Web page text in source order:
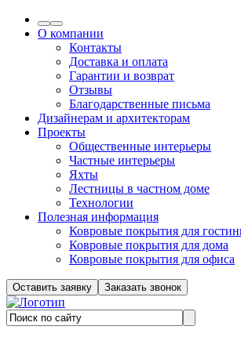
О компании
Контакты
Доставка и оплата
Гарантии и возврат
Отзывы
Благодарственные письма
Дизайнерам и архитекторам
Проекты
Общественные интерьеры
Частные интерьеры
Яхты
Лестницы в частном доме
Технологии
Полезная информация
Ковровые покрытия для
Ковровые покрытия для дома
Ковровые покрытия для офиса
Оставить заявку Заказать звонок